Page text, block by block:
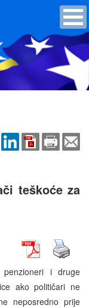
teškoće za
i druge
ako političari ne
neposredno prije